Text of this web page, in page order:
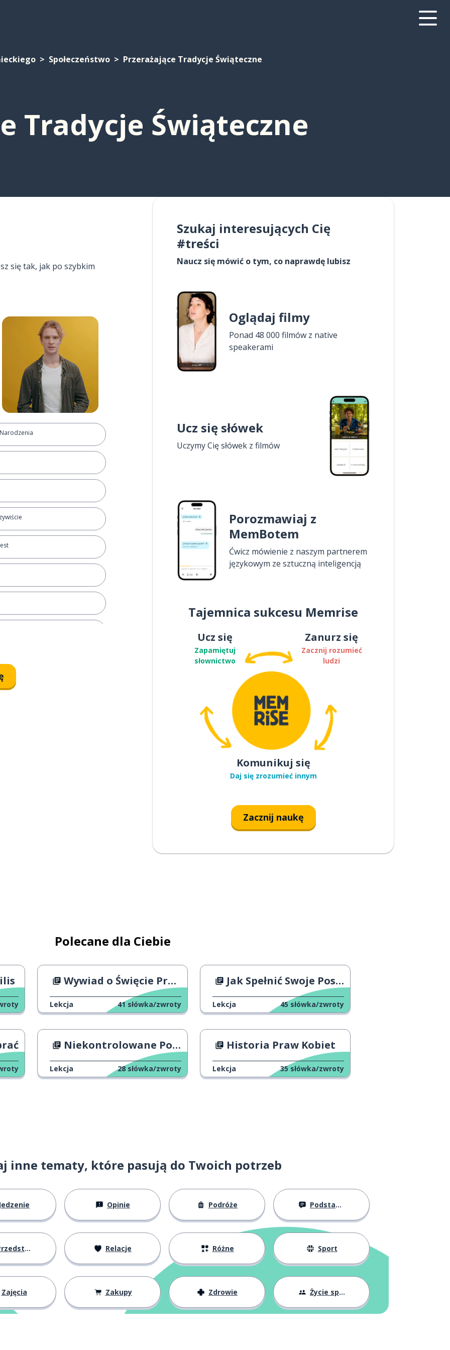
Społeczeństwo Przerażające Tradycje Świąteczne
Tradycje Świąteczne
się tak, jak po szybkim
Szukaj interesujących Cię
#treści
Naucz się mówić o tym, co naprawdę lubisz
Oglądaj filmy
Ponad 48 000 filmów z native
speakerami
Ucz się słówek
Uczymy Cię słówek z filmów
Porozmawiaj z
MemBotem
Ćwicz mówienie z naszym partnerem
językowym ze sztuczną inteligencją
Tajemnica sukcesu Memrise
Ucz się
Zapamiętuj
słownictwo
Zanurz się
Zacznij rozumieć
ludzi
Komunikuj się
Daj się zrozumieć innym
Zacznij naukę
Polecane dla Ciebie
Wywiad o Święcie Pracy
Lekcja 41 słówka/zwroty
Jak Spełnić Swoje Postanowienia
Lekcja 45 słówka/zwroty
Niekontrolowane Pożary
Lekcja 28 słówka/zwroty
Historia Praw Kobiet
Lekcja 35 słówka/zwroty
inne tematy, które pasują do Twoich potrzeb
Jedzenie Opinie Podróże Podstawy
się Relacje Różne Sport
Zajęcia Zakupy Zdrowie Życie społeczne